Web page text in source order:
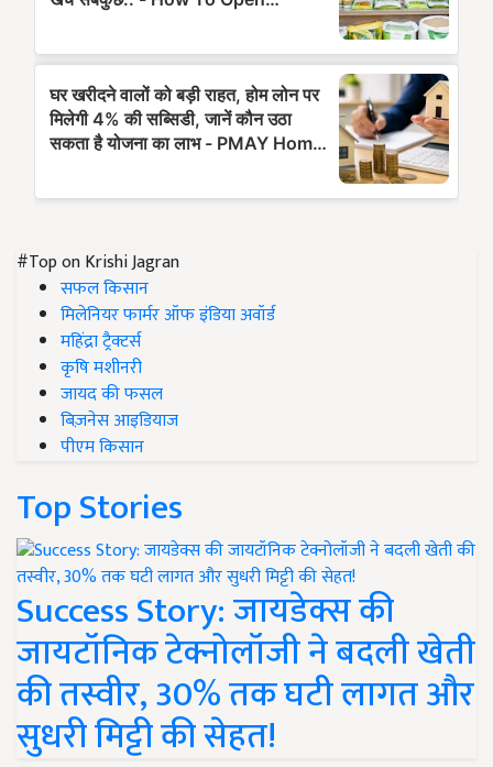
#Top on Krishi Jagran
सफल किसान
मिलेनियर फार्मर ऑफ इंडिया अवॉर्ड
महिंद्रा ट्रैक्टर्स
कृषि मशीनरी
जायद की फसल
बिज़नेस आइडियाज
पीएम किसान
Top Stories
Success Story: जायडेक्स की
जायटॉनिक टेक्नोलॉजी ने बदली खेती
की तस्वीर, 30% तक घटी लागत और
सुधरी मिट्टी की सेहत!